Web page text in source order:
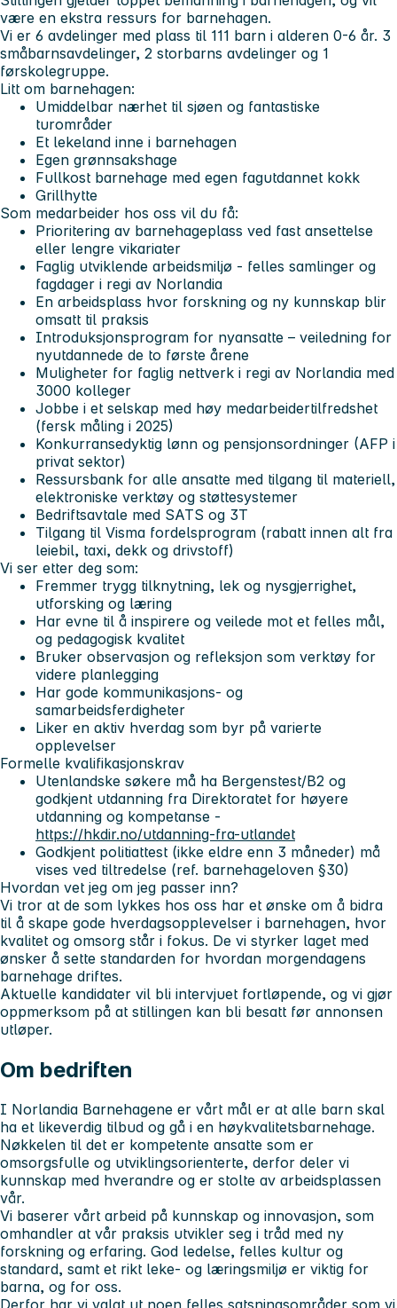
være en ekstra ressurs for barnehagen.
Vi er 6 avdelinger med plass til 111 barn i alderen 0-6 år. 3
småbarnsavdelinger, 2 storbarns avdelinger og 1
førskolegruppe.
Litt om barnehagen:
Umiddelbar nærhet til sjøen og fantastiske
turområder
Et lekeland inne i barnehagen
Egen grønnsakshage
Fullkost barnehage med egen fagutdannet kokk
Grillhytte
Som medarbeider hos oss vil du få:
Prioritering av barnehageplass ved fast ansettelse
eller lengre vikariater
Faglig utviklende arbeidsmiljø - felles samlinger og
fagdager i regi av Norlandia
En arbeidsplass hvor forskning og ny kunnskap blir
omsatt til praksis
Introduksjonsprogram for nyansatte – veiledning for
nyutdannede de to første årene
Muligheter for faglig nettverk i regi av Norlandia med
3000 kolleger
Jobbe i et selskap med høy medarbeidertilfredshet
(fersk måling i 2025)
Konkurransedyktig lønn og pensjonsordninger (AFP i
privat sektor)
Ressursbank for alle ansatte med tilgang til materiell,
elektroniske verktøy og støttesystemer
Bedriftsavtale med SATS og 3T
Tilgang til Visma fordelsprogram (rabatt innen alt fra
leiebil, taxi, dekk og drivstoff)
Vi ser etter deg som:
Fremmer trygg tilknytning, lek og nysgjerrighet,
utforsking og læring
Har evne til å inspirere og veilede mot et felles mål,
og pedagogisk kvalitet
Bruker observasjon og refleksjon som verktøy for
videre planlegging
Har gode kommunikasjons- og
samarbeidsferdigheter
Liker en aktiv hverdag som byr på varierte
opplevelser
Formelle kvalifikasjonskrav
Utenlandske søkere må ha Bergenstest/B2 og
godkjent utdanning fra Direktoratet for høyere
utdanning og kompetanse -
https://hkdir.no/utdanning-fra-utlandet
Godkjent politiattest (ikke eldre enn 3 måneder) må
vises ved tiltredelse (ref. barnehageloven §30)
Hvordan vet jeg om jeg passer inn?
Vi tror at de som lykkes hos oss har et ønske om å bidra
til å skape gode hverdagsopplevelser i barnehagen, hvor
kvalitet og omsorg står i fokus. De vi styrker laget med
ønsker å sette standarden for hvordan morgendagens
barnehage driftes.
Aktuelle kandidater vil bli intervjuet fortløpende, og vi gjør
oppmerksom på at stillingen kan bli besatt før annonsen
utløper.
Om bedriften
I Norlandia Barnehagene er vårt mål er at alle barn skal
ha et likeverdig tilbud og gå i en høykvalitetsbarnehage.
Nøkkelen til det er kompetente ansatte som er
omsorgsfulle og utviklingsorienterte, derfor deler vi
kunnskap med hverandre og er stolte av arbeidsplassen
vår.
Vi baserer vårt arbeid på kunnskap og innovasjon, som
omhandler at vår praksis utvikler seg i tråd med ny
forskning og erfaring. God ledelse, felles kultur og
standard, samt et rikt leke- og læringsmiljø er viktig for
barna, og for oss.
Derfor har vi valgt ut noen felles satsningsområder som vi